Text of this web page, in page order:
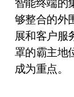
够整合的外
展和客户服
罩的霸主地
成为重点。